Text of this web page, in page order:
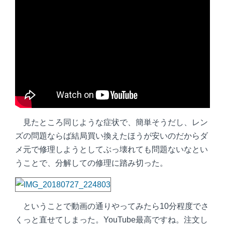
見たところ同じような症状で、簡単そうだし、レン
ズの問題ならば結局買い換えたほうが安いのだからダ
メ元で修理しようとしてぶっ壊れても問題ないなとい
うことで、分解しての修理に踏み切った。
ということで動画の通りやってみたら10分程度でさ
くっと直せてしまった。YouTube最高ですね。注文し